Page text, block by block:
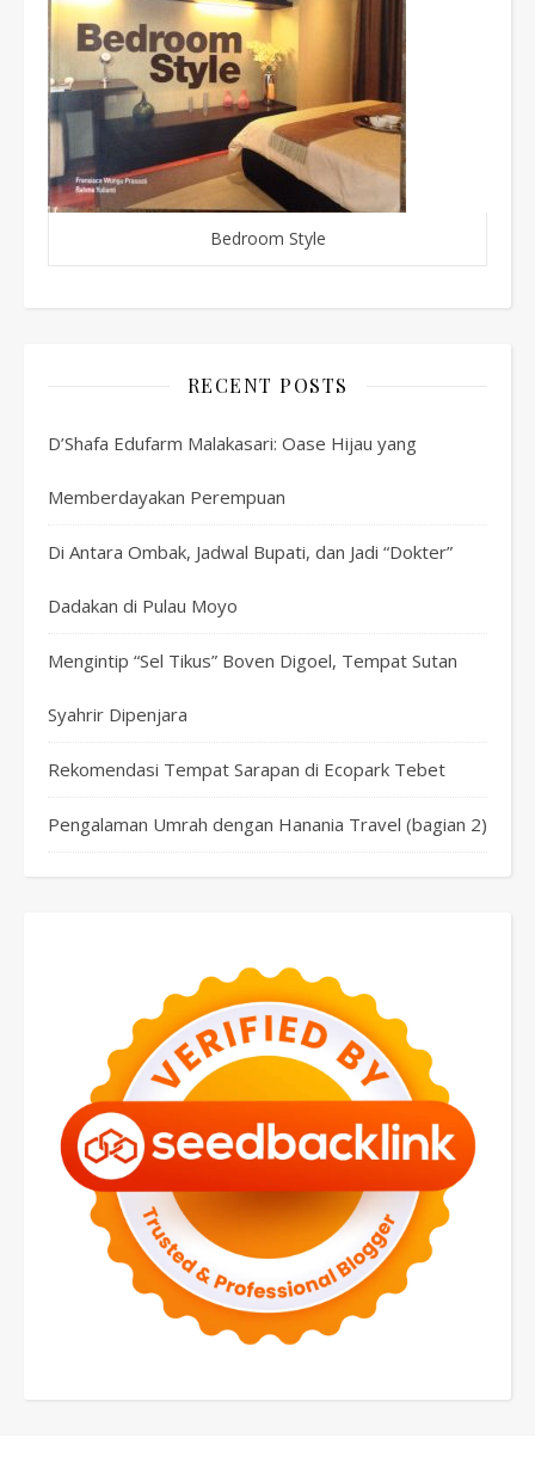
Bedroom Style
RECENT POSTS
D’Shafa Edufarm Malakasari: Oase Hijau yang
Memberdayakan Perempuan
Di Antara Ombak, Jadwal Bupati, dan Jadi “Dokter”
Dadakan di Pulau Moyo
Mengintip “Sel Tikus” Boven Digoel, Tempat Sutan
Syahrir Dipenjara
Rekomendasi Tempat Sarapan di Ecopark Tebet
Pengalaman Umrah dengan Hanania Travel (bagian 2)